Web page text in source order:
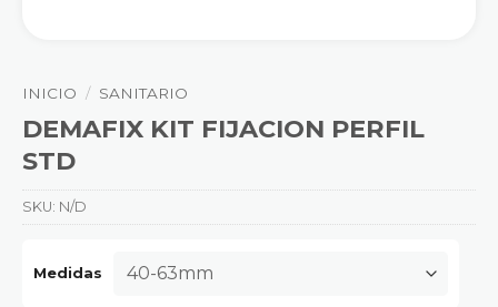
INICIO / SANITARIO
DEMAFIX KIT FIJACION PERFIL
STD
Medidas
SKU: N/D